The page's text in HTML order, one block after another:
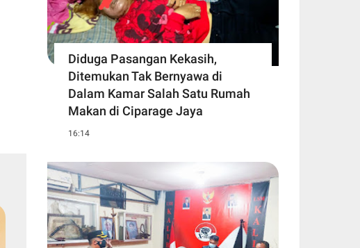
Diduga Pasangan Kekasih,
Ditemukan Tak Bernyawa di
Dalam Kamar Salah Satu Rumah
Makan di Ciparage Jaya
16:14